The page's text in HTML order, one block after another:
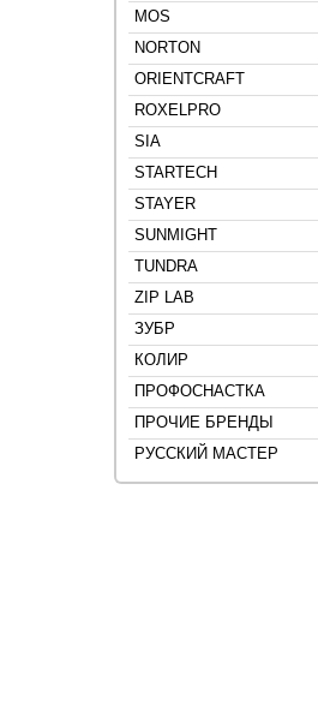
MOS
NORTON
ORIENTCRAFT
ROXELPRO
SIA
STARTECH
STAYER
SUNMIGHT
TUNDRA
ZIP LAB
ЗУБР
КОЛИР
ПРОФОСНАСТКА
ПРОЧИЕ БРЕНДЫ
РУССКИЙ МАСТЕР